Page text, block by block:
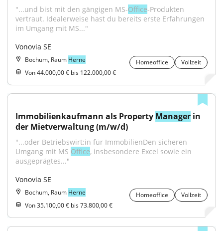
"...und bist mit den gängigen MS-Office-Produkten
vertraut. Idealerweise hast du bereits erste Erfahrungen
im Umgang mit MS..."
Vonovia SE
Bochum, Raum Herne Homeoffice
Vollzeit
Von 44.000,00 € bis 122.000,00 €
Immobilienkaufmann als Property Manager in
der Mietverwaltung (m/w/d)
"...oder Betriebswirt:in für ImmobilienDen sicheren
Umgang mit MS Office, insbesondere Excel sowie ein
ausgeprägtes..."
Vonovia SE
Bochum, Raum Herne Homeoffice
Vollzeit
Von 35.100,00 € bis 73.800,00 €